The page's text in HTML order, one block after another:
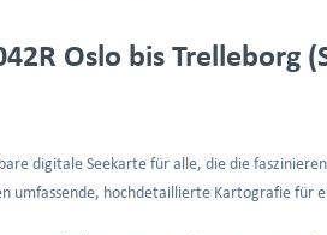
Oslo bis Trelleborg
digitale Seekarte für alle, die die
umfassende, hochdetaillierte Kartografie für